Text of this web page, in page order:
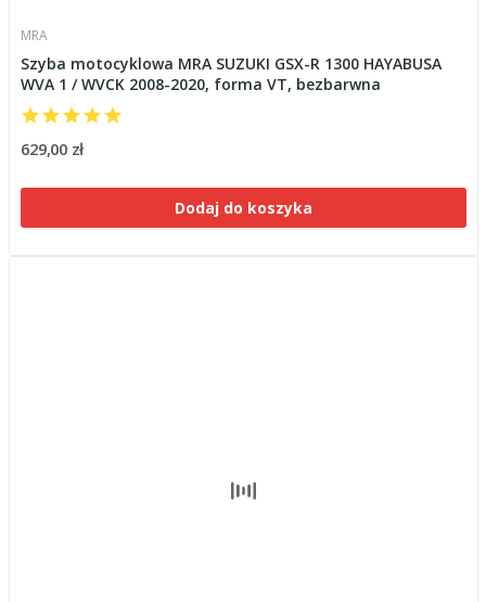
MRA
Szyba motocyklowa MRA SUZUKI GSX-R 1300 HAYABUSA
WVA 1 / WVCK 2008-2020, forma VT, bezbarwna
629,00 zł
Dodaj do koszyka